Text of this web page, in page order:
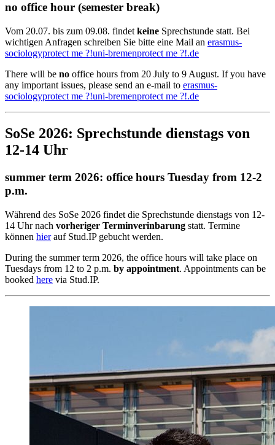
no office hour (semester break)
Vom 20.07. bis zum 09.08. findet keine Sprechstunde statt. Bei
wichtigen Anfragen schreiben Sie bitte eine Mail an erasmus-
sociologyprotect me ?!uni-bremenprotect me ?!.de
There will be no office hours from 20 July to 9 August. If you have
any important issues, please send an e-mail to erasmus-
sociologyprotect me ?!uni-bremenprotect me ?!.de
SoSe 2026: Sprechstunde dienstags von
12-14 Uhr
summer term 2026: office hours Tuesday from 12-2
p.m.
Während des SoSe 2026 findet die Sprechstunde dienstags von 12-
14 Uhr nach vorheriger Terminverinbarung statt. Termine
können hierauf Stud.IP gebucht werden.
During the summer term 2026, the office hours will take place on
Tuesdays from 12 to 2 p.m. by appointment. Appointments can be
booked here via Stud.IP.